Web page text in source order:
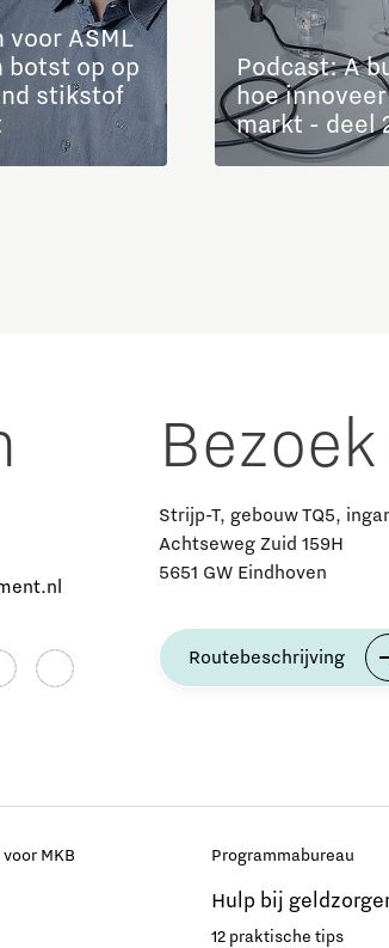
ASML
botst op op
stikstof
Podcast: A
hoe
markt - deel
Strijp-T, gebouw TQ5,
Achtseweg Zuid 159H
5651 GW Eindhoven
Routebeschrijving
MKB
Programmabureau
Hulp bij
12 praktische tips